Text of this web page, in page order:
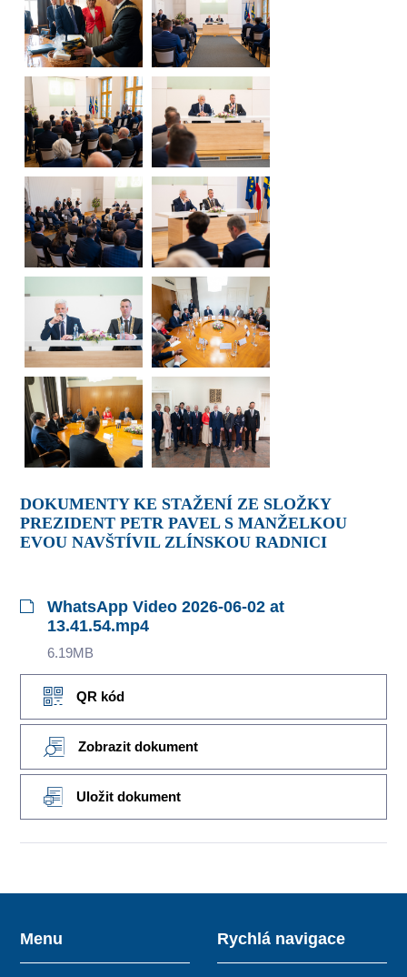
DOKUMENTY KE STAŽENÍ ZE SLOŽKY
PREZIDENT PETR PAVEL S MANŽELKOU
EVOU NAVŠTÍVIL ZLÍNSKOU RADNICI
WhatsApp Video 2026-06-02 at
13.41.54.mp4
6.19MB
QR kód
Zobrazit dokument
Uložit dokument
Menu Rychlá navigace